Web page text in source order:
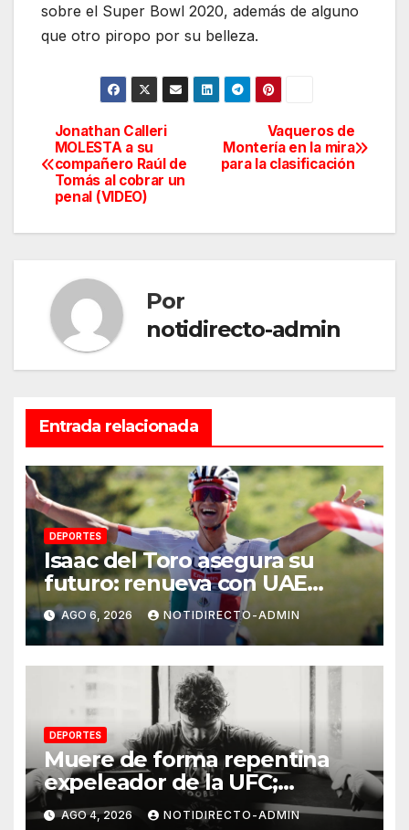
sobre el Super Bowl 2020, además de alguno
que otro piropo por su belleza.
Navegación
de
entradas
Vaqueros de
Montería en la mira
para la clasificación
Jonathan Calleri
MOLESTA a su
compañero Raúl de
Tomás al cobrar un
penal (VIDEO)
Por
notidirecto-admin
Entrada relacionada
DEPORTES
Isaac del Toro asegura su
futuro: renueva con UAE
Team Emirates hasta 2031
AGO 6, 2026 NOTIDIRECTO-ADMIN
DEPORTES
Muere de forma repentina
expeleador de la UFC;
investigan las causas
AGO 4, 2026 NOTIDIRECTO-ADMIN